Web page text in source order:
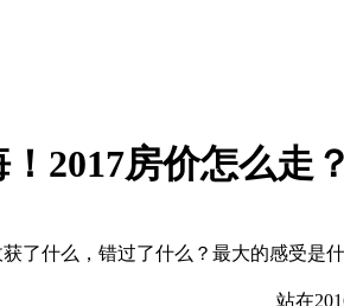
2017房价怎么走？
了什么，错过了什么？最大的感受是
站在